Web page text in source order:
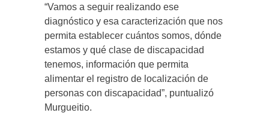
“Vamos a seguir realizando ese
diagnóstico y esa caracterización que nos
permita establecer cuántos somos, dónde
estamos y qué clase de discapacidad
tenemos, información que permita
alimentar el registro de localización de
personas con discapacidad”, puntualizó
Murgueitio.